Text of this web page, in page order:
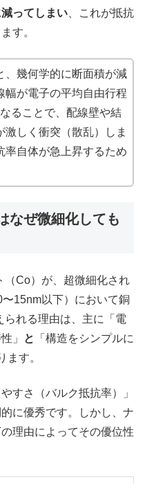
ってしまい 、これが抵抗
す。
、幾何学的に断面積が減
幅が電子の平均自由行程
ることで、配線壁や結
激しく衝突（散乱）しま
率自体が急上昇するため
なぜ微細化しても
Co）が、超微細化され
15nm以下）において銅
られる理由は、主に「電
」
と
「構造をシンプルに
ます。
すさ（バルク抵抗率）」
に優秀です。しかし、ナ
理由によってその優位性